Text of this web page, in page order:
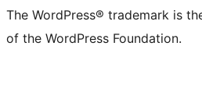
The WordPress® trademark is
of the WordPress Foundation.